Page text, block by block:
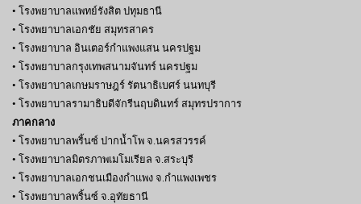
• โรงพยาบาลแพทย์รังสิต ปทุมธานี
• โรงพยาบาลเอกชัย สมุทรสาคร
• โรงพยาบาล อินเตอร์กำแพงแสน นครปฐม
• โรงพยาบาลกรุงเทพสนามจันทร์ นครปฐม
• โรงพยาบาลเกษมราษฎร์ รัตนาธิเบศร์ นนทบุรี
• โรงพยาบาลรามาธิบดีจักรีนฤบดินทร์ สมุทรปราการ
ภาคกลาง
• โรงพยาบาลพริ้นซ์ ปากน้ำโพ จ.นครสวรรค์
• โรงพยาบาลมิตรภาพเมโมเรียล จ.สระบุรี
• โรงพยาบาลเอกชนเมืองกำแพง จ.กำแพงเพชร
• โรงพยาบาลพริ้นซ์ จ.อุทัยธานี